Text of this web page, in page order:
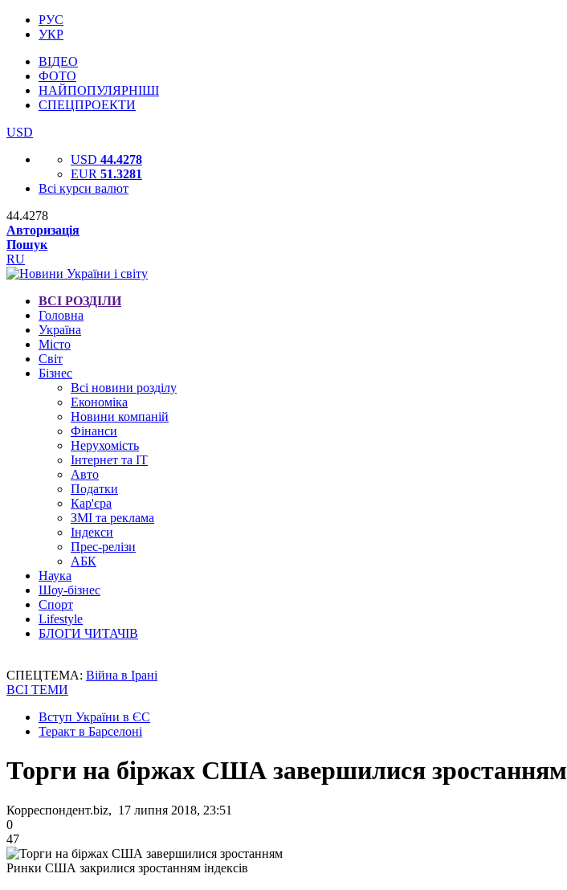
РУС
УКР
ВІДЕО
ФОТО
НАЙПОПУЛЯРНІШІ
СПЕЦПРОЕКТИ
USD
USD 44.4278
EUR 51.3281
Всі курси валют
44.4278
Авторизація
Пошук
RU
ВСІ РОЗДІЛИ
Головна
Україна
Місто
Світ
Бізнес
Всі новини розділу
Економіка
Новини компаній
Фінанси
Нерухомість
Інтернет та IT
Авто
Податки
Кар'єра
ЗМІ та реклама
Індекси
Прес-релізи
АБК
Наука
Шоу-бізнес
Спорт
Lifestyle
БЛОГИ ЧИТАЧІВ
СПЕЦТЕМА: Війна в Ірані
ВСІ ТЕМИ
Вступ України в ЄС
Теракт в Барселоні
Торги на біржах США завершилися зростанням
Корреспондент.biz, 17 липня 2018, 23:51
0
47
Ринки США закрилися зростанням індексів